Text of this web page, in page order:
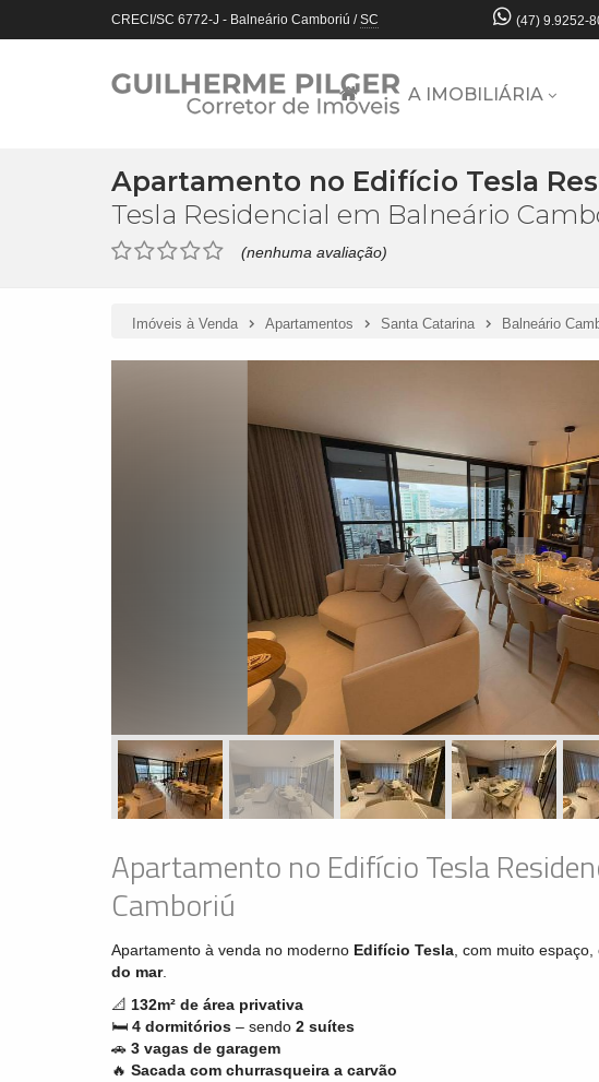
CRECI/SC 6772-J - Balneário Camboriú /SC (47) 9.9252-
A IMOBILIÁRIA
Apartamento no Edifício Tesla
Tesla Residencial em Balneário
(nenhuma avaliação)
Imóveis à Venda Apartamentos Santa Catarina Balneário
Apartamento no Edifício Tesla
Camboriú
Apartamento à venda no moderno Edifício Tesla , com muito
do mar.
📐 132m² de área privativa
🛏️ 4 dormitórios – sendo 2 suítes
🚗 3 vagas de garagem
🔥 Sacada com churrasqueira a carvão